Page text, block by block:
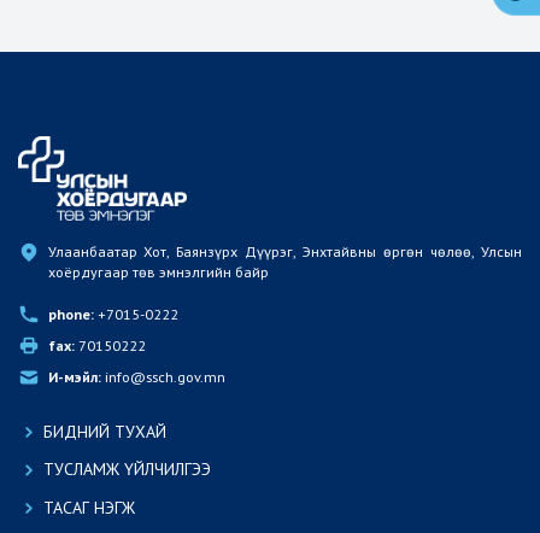
Улаанбаатар Хот, Баянзүрх Дүүрэг, Энхтайвны өргөн чөлөө, Улсын
хоёрдугаар төв эмнэлгийн байр
phone: +7015-0222
fax: 70150222
И-мэйл: info@ssch.gov.mn
БИДНИЙ ТУХАЙ
ТУСЛАМЖ ҮЙЛЧИЛГЭЭ
ТАСАГ НЭГЖ